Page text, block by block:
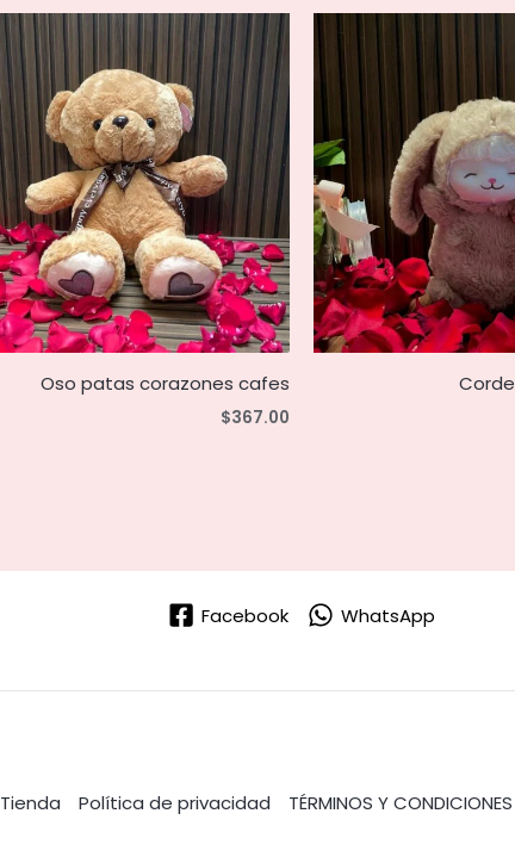
Oso patas corazones cafes
$367.00
Facebook WhatsApp
Tienda Política de privacidad TÉRMINOS Y CONDICIONES